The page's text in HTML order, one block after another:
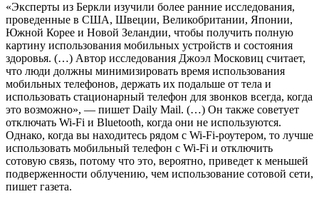
«Эксперты из Беркли изучили более ранние исследования,
проведенные в США, Швеции, Великобритании, Японии,
Южной Корее и Новой Зеландии, чтобы получить полную
картину использования мобильных устройств и состояния
здоровья. (…) Автор исследования Джоэл Московиц считает,
что люди должны минимизировать время использования
мобильных телефонов, держать их подальше от тела и
использовать стационарный телефон для звонков всегда, когда
это возможно», — пишет Daily Mail. (…) Он также советует
отключать Wi-Fi и Bluetooth, когда они не используются.
Однако, когда вы находитесь рядом с Wi-Fi-роутером, то лучше
использовать мобильный телефон с Wi-Fi и отключить
сотовую связь, потому что это, вероятно, приведет к меньшей
подверженности облучению, чем использование сотовой сети,
пишет газета.